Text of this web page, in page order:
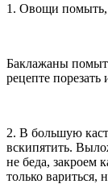
1. Овощи помыть,
Баклажаны
рецепте порезать
2. В большую
вскипятить.
не беда, закроем
только вариться,